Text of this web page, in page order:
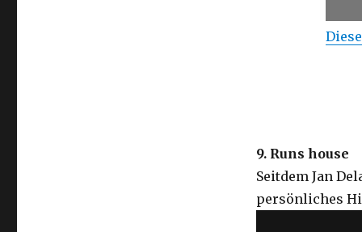
9. Runs house
Seitdem Jan
persönliches